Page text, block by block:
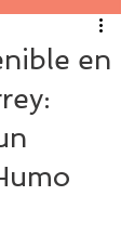
en